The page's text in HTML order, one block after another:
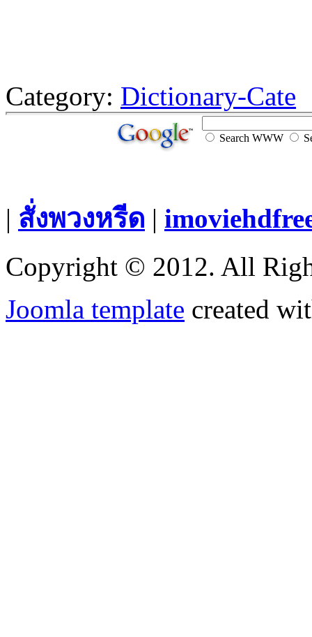
Category: Dictionary-Cate
Search WWW
| สั่งพวงหรีด |
Copyright © 2012. All
Joomla template created